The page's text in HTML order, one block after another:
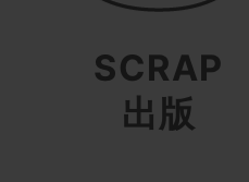
SCRAP
出版